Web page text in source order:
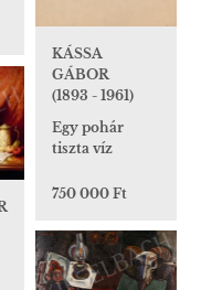
KÁSSA
GÁBOR
(1893 - 1961)
Egy pohár
tiszta víz
750 000 Ft